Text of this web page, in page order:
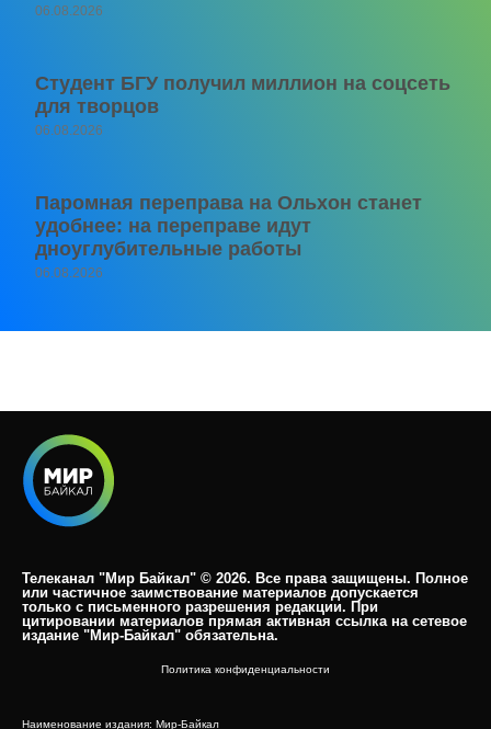
06.08.2026
Студент БГУ получил миллион на соцсеть
для творцов
06.08.2026
Паромная переправа на Ольхон станет
удобнее: на переправе идут
дноуглубительные работы
06.08.2026
Телеканал "Мир Байкал" © 2026. Все права защищены. Полное
или частичное заимствование материалов допускается
только с письменного разрешения редакции. При
цитировании материалов прямая активная ссылка на сетевое
издание "Мир-Байкал" обязательна.​
Политика конфиденциальности
Наименование издания: Мир-Байкал